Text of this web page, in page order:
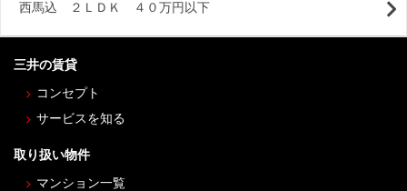
西馬込 ２ＬＤＫ ４０万円以下
三井の賃貸
コンセプト
サービスを知る
取り扱い物件
マンション一覧